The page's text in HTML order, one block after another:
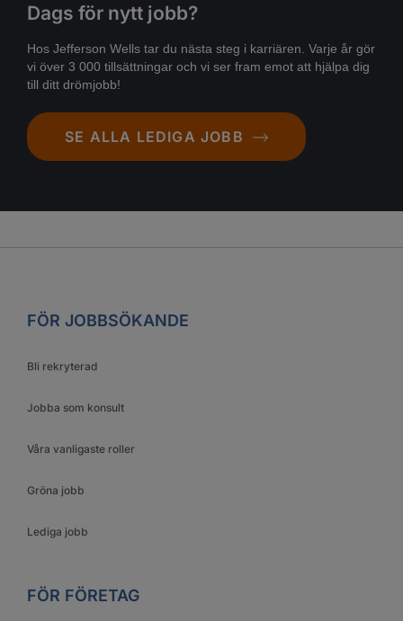
Dags för nytt jobb?
Hos Jefferson Wells tar du nästa steg i karriären. Varje år gör
vi över 3 000 tillsättningar och vi ser fram emot att hjälpa dig
till ditt drömjobb!
SE ALLA LEDIGA JOBB
FÖR JOBBSÖKANDE
Bli rekryterad
Jobba som konsult
Våra vanligaste roller
Gröna jobb
Lediga jobb
FÖR FÖRETAG